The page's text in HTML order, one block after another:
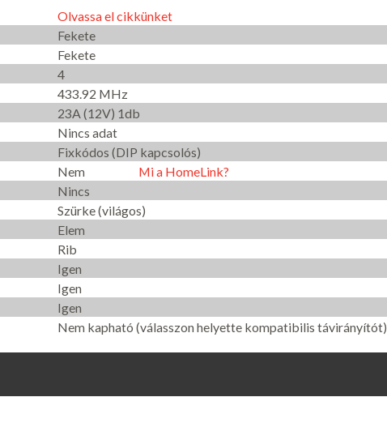
Olvassa el cikkünket
Fekete
Fekete
4
433.92 MHz
23A (12V) 1db
Nincs adat
Fixkódos (DIP kapcsolós)
Nem
Mi a HomeLink?
Nincs
Szürke (világos)
Elem
Rib
Igen
Igen
Igen
Nem kapható (válasszon helyette kompatibilis távirányítót)